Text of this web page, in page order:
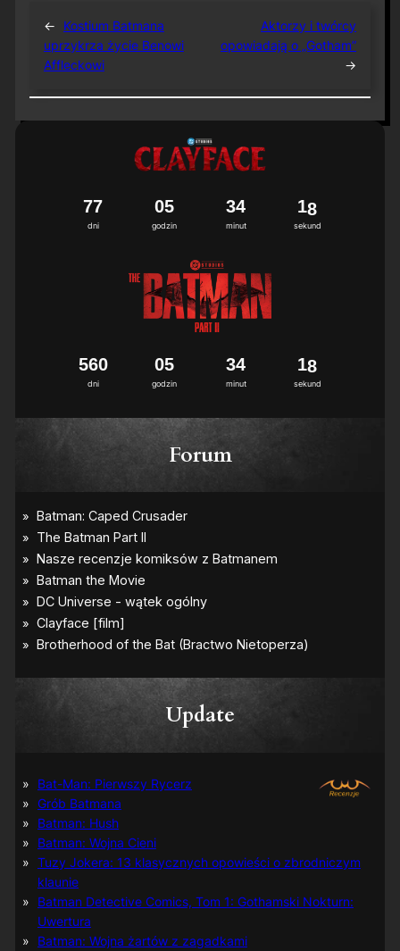
←
Kostium Batmana
uprzykrza życie Benowi
Affleckowi
Aktorzy i twórcy
opowiadają o „Gotham”
→
dni
77
godzin
05
minut
34
sekund
17
dni
560
godzin
05
minut
34
sekund
17
Forum
Update
Bat-Man: Pierwszy Rycerz
Grób Batmana
Batman: Hush
Batman: Wojna Cieni
Tuzy Jokera: 13 klasycznych opowieści o zbrodniczym
klaunie
Batman Detective Comics, Tom 1: Gothamski Nokturn:
Uwertura
Batman: Wojna żartów z zagadkami